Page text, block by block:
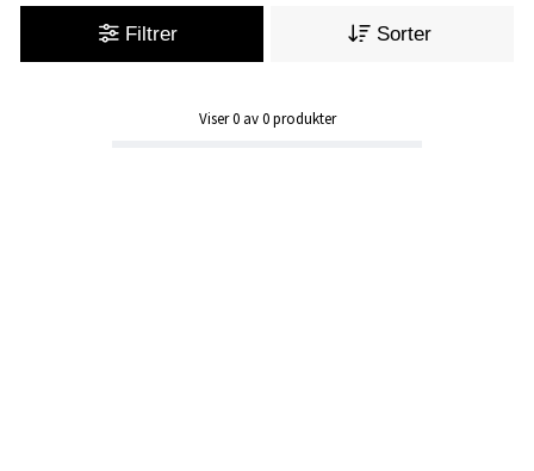
Filtrer Sorter
Viser0av0produkter